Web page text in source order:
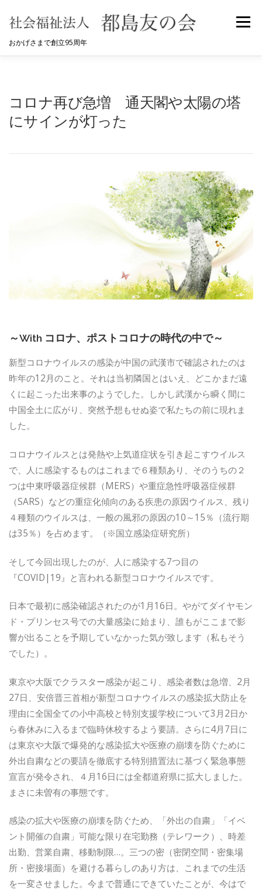
ツ
おかげさまで創立95周年
メニュ
採用情報 お問合せ
コロナ再び急増 通天閣や太陽の塔
にサインが灯った
～With コロナ、ポストコロナの時代の中で～
新型コロナウイルスの感染が中国の武漢市で確認されたのは
昨年の12月のこと。それは当初隣国とはいえ、どこかまだ遠
くに起こった出来事のようでした。しかし武漢から瞬く間に
中国全土に広がり、突然予想もせぬ姿で私たちの前に現れま
した。
コロナウイルスとは発熱や上気道症状を引き起こすウイルス
で、人に感染するものはこれまで６種類あり、そのうちの２
つは中東呼吸器症候群（MERS）や重症急性呼吸器症候群
（SARS）などの重症化傾向のある疾患の原因ウイルス、残り
４種類のウイルスは、一般の風邪の原因の10～15％（流行期
は35％）を占めます。（※国立感染症研究所）
そして今回出現したのが、人に感染する7つ目の
『COVID|19』と言われる新型コロナウイルスです。
日本で最初に感染確認されたのが1月16日。やがてダイヤモン
ド・プリンセス号での大量感染に始まり、誰もがここまで影
響が出ることを予期していなかった気が致します（私もそう
でした）。
東京や大阪でクラスター感染が起こり、感染者数は急増、2月
27日、安倍晋三首相が新型コロナウイルスの感染拡大防止を
理由に全国全ての小中高校と特別支援学校について3月2日か
ら春休みに入るまで臨時休校するよう要請。さらに4月7日に
は東京や大阪で爆発的な感染拡大や医療の崩壊を防ぐために
外出自粛などの要請を徹底する特別措置法に基づく緊急事態
宣言が発令され、４月16日には全都道府県に拡大しました。
まさに未曽有の事態です。
感染の拡大や医療の崩壊を防ぐため、「外出の自粛」「イベ
ント開催の自粛」可能な限り在宅勤務（テレワーク）、時差
出勤、営業自粛、移動制限…。三つの密（密閉空間・密集場
所・密接場面）を避ける暮らしのあり方は、これまでの生活
を一変させました。今まで普通にできていたことが、今はで